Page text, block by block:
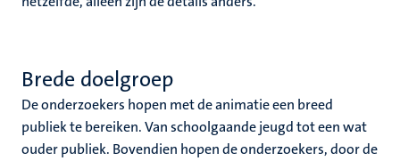
Brede doelgroep
De onderzoekers hopen met de animatie een breed
publiek te bereiken. Van schoolgaande jeugd tot een wat
ouder publiek. Bovendien hopen de onderzoekers, door de